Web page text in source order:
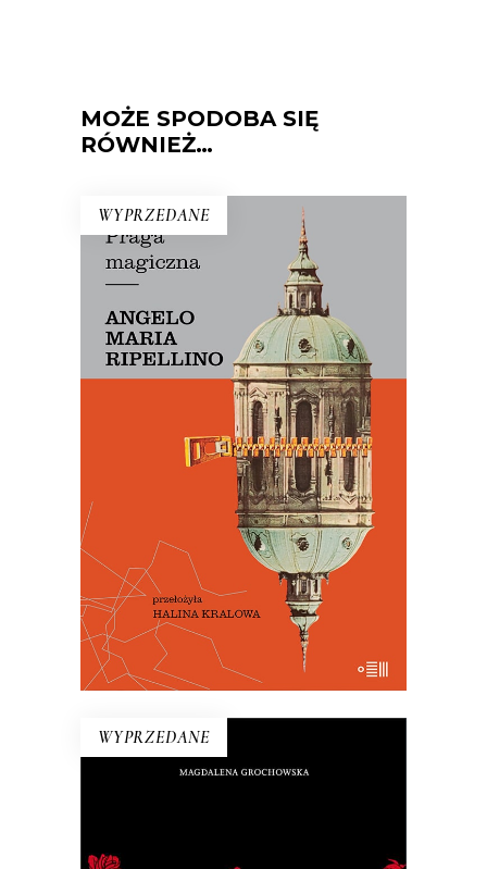
MOŻE SPODOBA SIĘ
RÓWNIEŻ…
WYPRZEDANE
E-BOOK DO KOSZYKA
PRAGA MAGICZNA
Oto – jak mówi Mariusz Szczygieł –
biblia kultury czeskiej. Dla miłośników
Pragi i czeskiej kultury – lektura
niezbędna.
29.50zł
WYPRZEDANE